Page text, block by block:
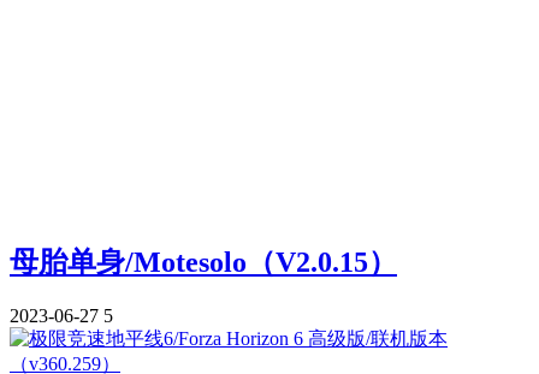
母胎单身/Motesolo（V2.0.15）
2023-06-27 5